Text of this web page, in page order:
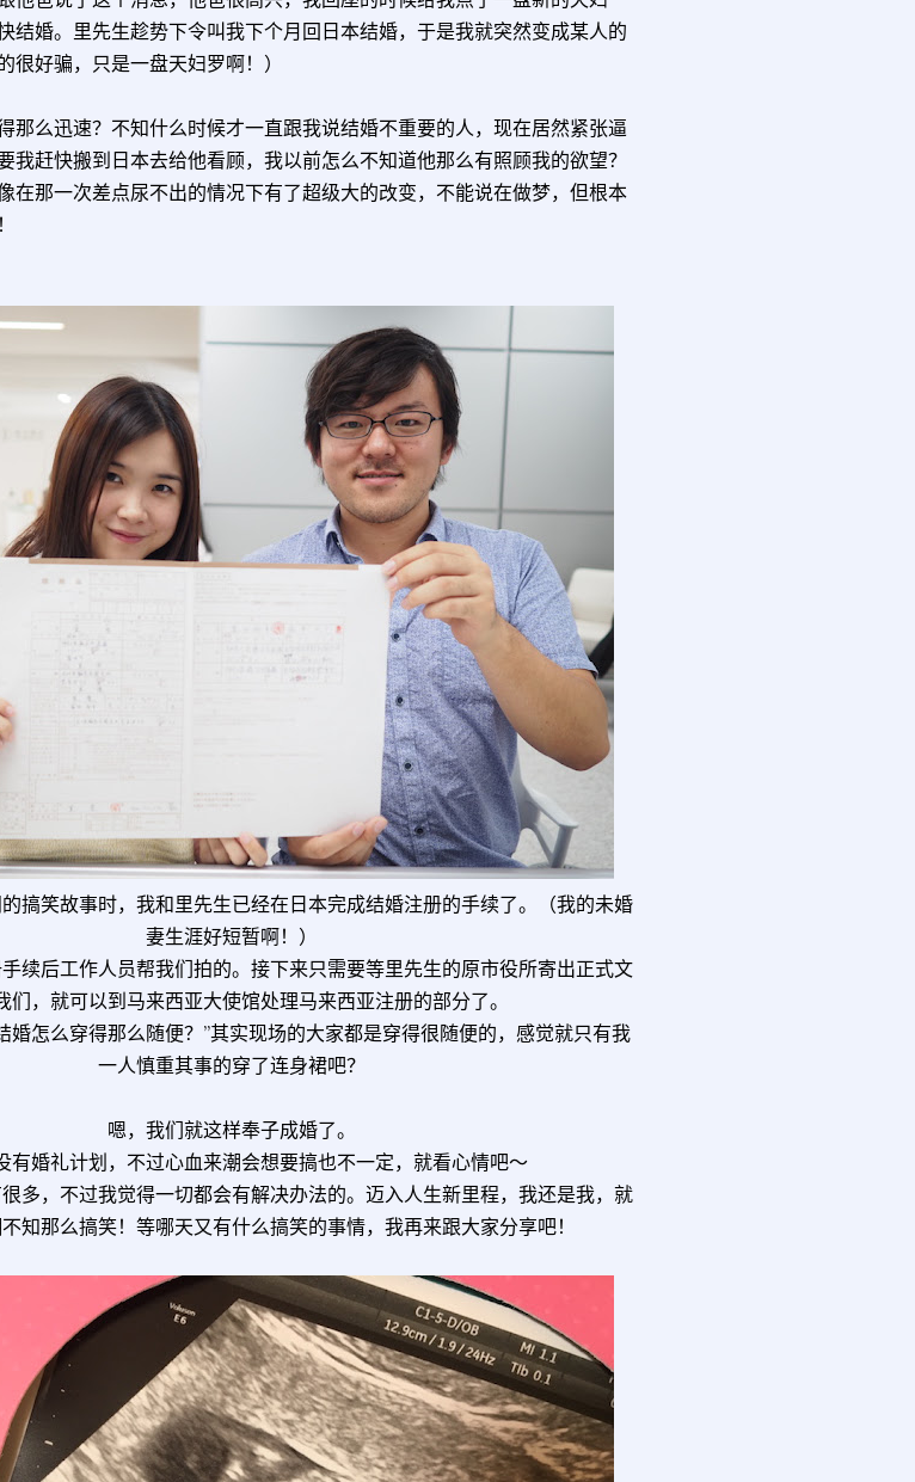
结婚。里先生趁势下令叫我下个月回日本结婚，于是我就突然变成某人的
很好骗，只是一盘天妇罗啊！）
那么迅速？不知什么时候才一直跟我说结婚不重要的人，现在居然紧张逼
我赶快搬到日本去给他看顾，我以前怎么不知道他那么有照顾我的欲望？
在那一次差点尿不出的情况下有了超级大的改变，不能说在做梦，但根本
搞笑故事时，我和里先生已经在日本完成结婚注册的手续了。（我的未婚
妻生涯好短暂啊！）
续后工作人员帮我们拍的。接下来只需要等里先生的原市役所寄出正式文
们，就可以到马来西亚大使馆处理马来西亚注册的部分了。
婚怎么穿得那么随便？”其实现场的大家都是穿得很随便的，感觉就只有我
一人慎重其事的穿了连身裙吧？
嗯，我们就这样奉子成婚了。
有婚礼计划，不过心血来潮会想要搞也不一定，就看心情吧～
多，不过我觉得一切都会有解决办法的。迈入人生新里程，我还是我，就
知那么搞笑！等哪天又有什么搞笑的事情，我再来跟大家分享吧！